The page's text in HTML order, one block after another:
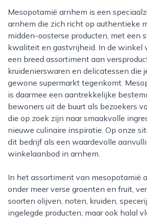
Mesopotamië arnhem is een speciaalzaak in de stad
arnhem die zich richt op authentieke
midden-oosterse producten, met een
kwaliteit en gastvrijheid. In de winkel
een breed assortiment aan
kruidenierswaren en delicatessen die
gewone supermarkt tegenkomt.
is daarmee een aantrekkelijke
bewoners uit de buurt als bezoekers
die op zoek zijn naar smaakvolle
nieuwe culinaire inspiratie. Op onze
dit bedrijf als een waardevolle
winkelaanbod in arnhem.
In het assortiment van mesopotamië arnhem vind je
onder meer verse groenten en fruit,
soorten olijven, noten, kruiden,
ingelegde producten, maar ook halal